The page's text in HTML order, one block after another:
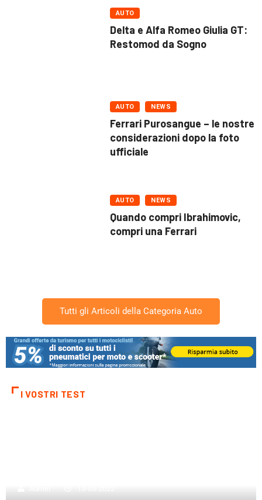
AUTO
Delta e Alfa Romeo Giulia GT:
Restomod da Sogno
AUTO NEWS
Ferrari Purosangue – le nostre
considerazioni dopo la foto
ufficiale
AUTO NEWS
Quando compri Ibrahimovic,
compri una Ferrari
Tutti gli Articoli della Categoria Auto
I VOSTRI TEST